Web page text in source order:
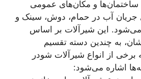
ساختمان‌ها و مکان‌های عمومی
آب در حمام، دوش، سینک و
می‌شود. این شیرآلات بر اساس
به چندین دسته تقسیم
برخی از انواع شیرآلات شودر
اشاره می‌شود: